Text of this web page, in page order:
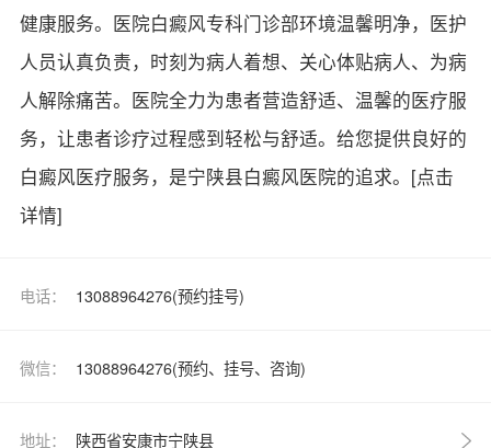
健康服务。医院白癜风专科门诊部环境温馨明净，医护
人员认真负责，时刻为病人着想、关心体贴病人、为病
人解除痛苦。医院全力为患者营造舒适、温馨的医疗服
务，让患者诊疗过程感到轻松与舒适。给您提供良好的
白癜风医疗服务，是宁陕县白癜风医院的追求。 [点击
详情]
电话： 13088964276(预约挂号)
微信： 13088964276(预约、挂号、咨询)
地址： 陕西省安康市宁陕县